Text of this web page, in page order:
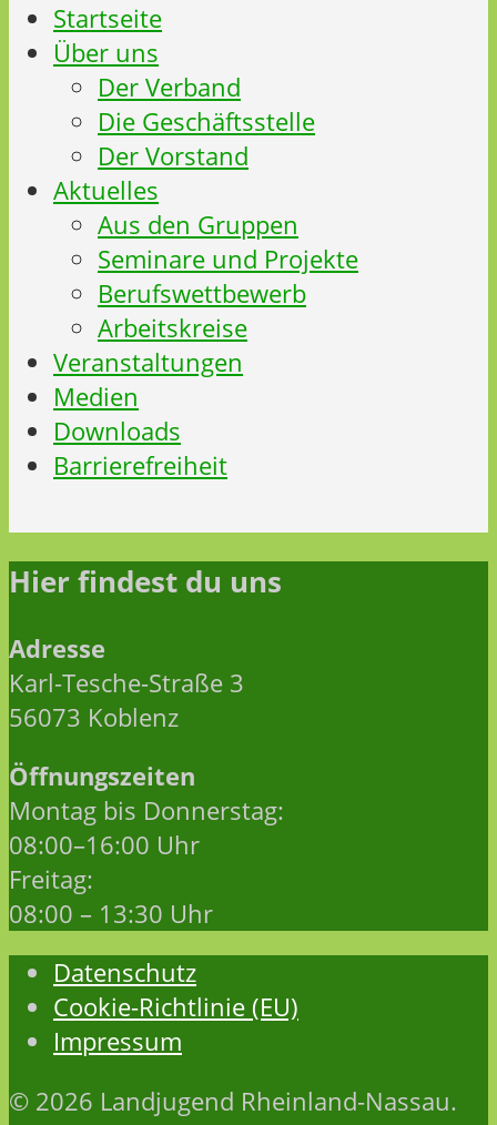
Startseite
Über uns
Der Verband
Die Geschäftsstelle
Der Vorstand
Aktuelles
Aus den Gruppen
Seminare und Projekte
Berufswettbewerb
Arbeitskreise
Veranstaltungen
Medien
Downloads
Barrierefreiheit
Hier findest du uns
Adresse
Karl-Tesche-Straße 3
56073 Koblenz
Öffnungszeiten
Montag bis Donnerstag:
08:00–16:00 Uhr
Freitag:
08:00 – 13:30 Uhr
Datenschutz
Cookie-Richtlinie (EU)
Impressum
© 2026 Landjugend Rheinland-Nassau.